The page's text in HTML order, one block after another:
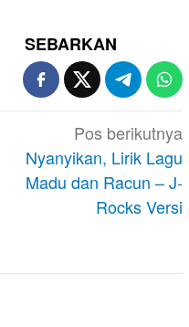
SEBARKAN
Pos berikutnya
Nyanyikan, Lirik Lagu
Madu dan Racun – J-
Rocks Versi